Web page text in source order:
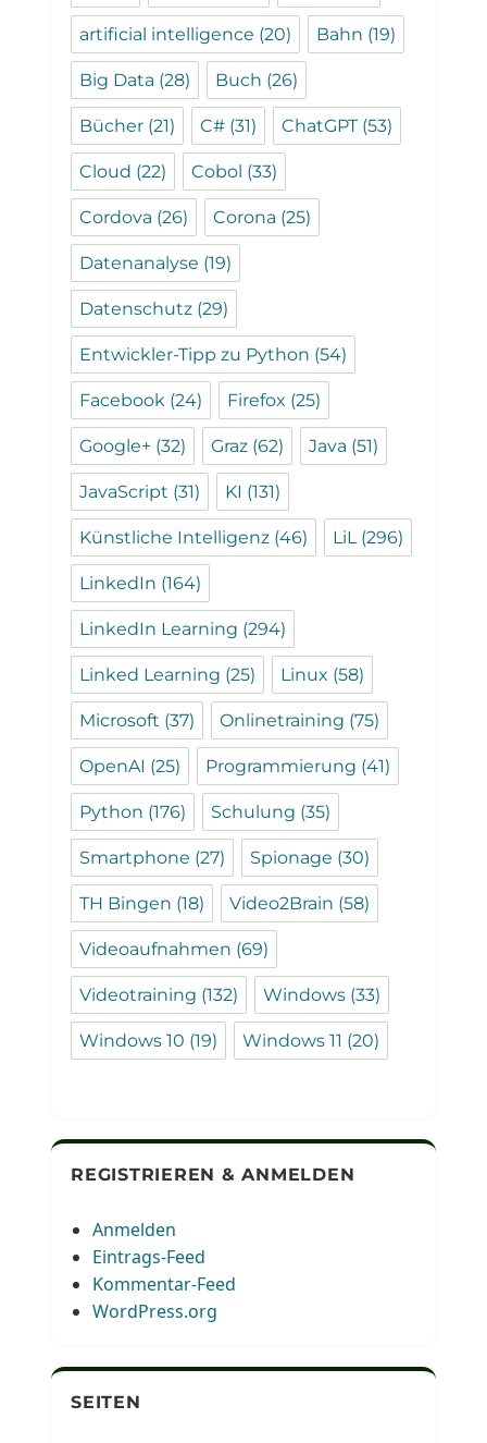
artificial intelligence (20) Bahn (19)
Big Data (28) Buch (26)
Bücher (21) C# (31) ChatGPT(53)
Cloud (22) Cobol (33)
Cordova (26) Corona (25)
Datenanalyse (19)
Datenschutz (29)
Entwickler-Tipp zu Python (54)
Facebook (24) Firefox (25)
Google+ (32) Graz (62) Java (51)
JavaScript (31) KI (131)
Künstliche Intelligenz (46) LiL(296)
LinkedIn (164)
LinkedIn Learning (294)
Linked Learning (25) Linux (58)
Microsoft (37) Onlinetraining (75)
OpenAI (25) Programmierung (41)
Python (176) Schulung (35)
Smartphone (27) Spionage (30)
TH Bingen (18) Video2Brain (58)
Videoaufnahmen (69)
Videotraining (132) Windows (33)
Windows 10 (19) Windows 11 (20)
REGISTRIEREN & ANMELDEN
Anmelden
Eintrags-Feed
Kommentar-Feed
WordPress.org
SEITEN